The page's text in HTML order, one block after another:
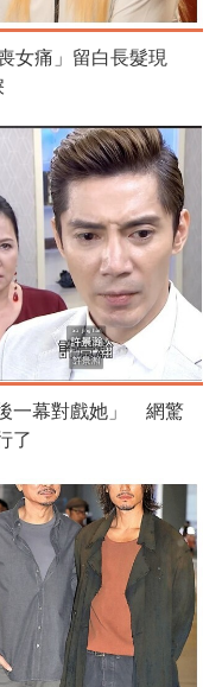
女痛」留白長髮現
一幕對戲她」 網驚
了